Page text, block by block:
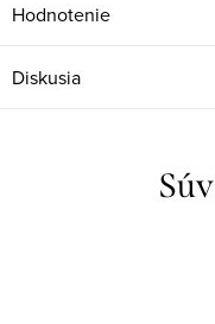
Hodnotenie
Diskusia